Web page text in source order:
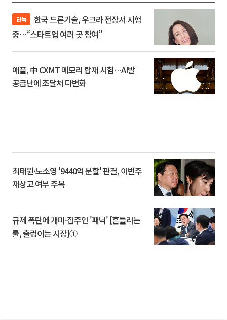
단독
중…“스타트업 여러 곳 참여”
애플, 中 CXMT 메모리 탑재 시험…AI발
공급난에 조달처 다변화
최태원·노소영 '9440억 분할' 판결, 이번주
재상고 여부 주목
규제 폭탄에 개미·집주인 '패닉' [흔들리는
룰, 출렁이는 시장]①